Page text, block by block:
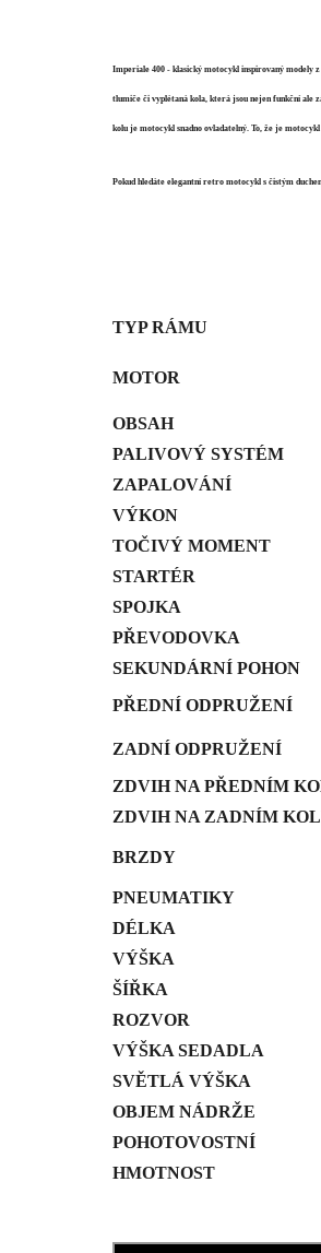
Imperiale 400 - klasický motocykl inspirovaný modely
tlumiče či vyplétaná kola, která jsou nejen funkční ale
kolu je motocykl snadno ovladatelný. To, že je
Pokud hledáte elegantní retro motocykl s čistým
TYP RÁMU
MOTOR
OBSAH
PALIVOVÝ SYSTÉM
ZAPALOVÁNÍ
VÝKON
TOČIVÝ MOMENT
STARTÉR
SPOJKA
PŘEVODOVKA
SEKUNDÁRNÍ POHON
PŘEDNÍ ODPRUŽENÍ
ZADNÍ ODPRUŽENÍ
ZDVIH NA PŘEDNÍM
ZDVIH NA ZADNÍM
BRZDY
PNEUMATIKY
DÉLKA
VÝŠKA
ŠÍŘKA
ROZVOR
VÝŠKA SEDADLA
SVĚTLÁ VÝŠKA
OBJEM NÁDRŽE
POHOTOVOSTNÍ
HMOTNOST